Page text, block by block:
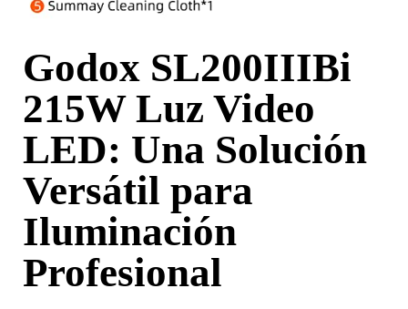
Godox SL200IIIBi
215W Luz Video
LED: Una Solución
Versátil para
Iluminación
Profesional